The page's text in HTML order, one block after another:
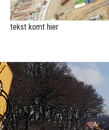
tekst komt hier